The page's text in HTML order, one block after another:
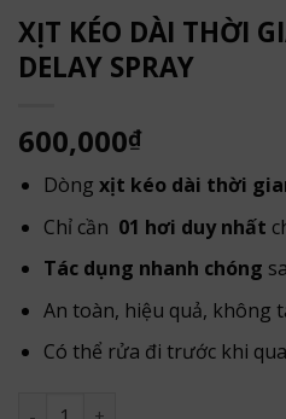
XỊT KÉO DÀI THỜI
DELAY SPRAY
600,000₫
Dòng xịt kéo dài thời
Chỉ cần 01 hơi duy nhất
Tác dụng nhanh chóng
An toàn, hiệu quả, không
Có thể rửa đi trước khi
XỊT KÉO DÀI THỜI GIAN